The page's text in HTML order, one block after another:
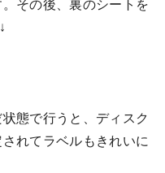
その後、裏のシートを
態で行うと、ディスク
れてラベルもきれいに